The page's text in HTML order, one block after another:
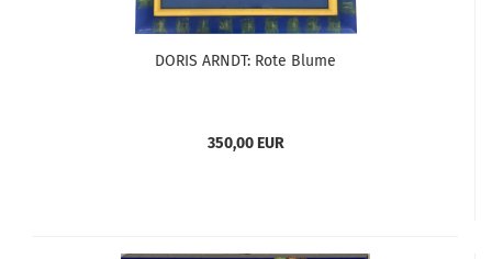
DORIS ARNDT: Rote Blume
350,00 EUR